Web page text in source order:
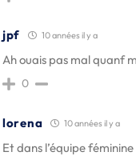
jpf 10 années il y a
Ah ouais pas mal quanf
0
lorena 10 années il y a
Et dans l’équipe